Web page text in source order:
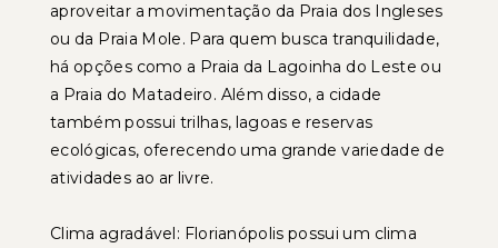
aproveitar a movimentação da Praia dos Ingleses
ou da Praia Mole. Para quem busca tranquilidade,
há opções como a Praia da Lagoinha do Leste ou
a Praia do Matadeiro. Além disso, a cidade
também possui trilhas, lagoas e reservas
ecológicas, oferecendo uma grande variedade de
atividades ao ar livre.
Clima agradável: Florianópolis possui um clima